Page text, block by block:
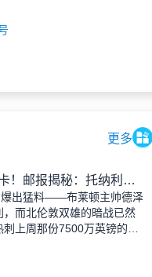
更多
7500万镑砸不动纽卡！邮报揭秘：托纳利心属枪手，热刺加价恐难如愿
爆出猛料——布莱顿主帅德泽
而北伦敦双雄的暗战已然
上周那份7500万英镑的报